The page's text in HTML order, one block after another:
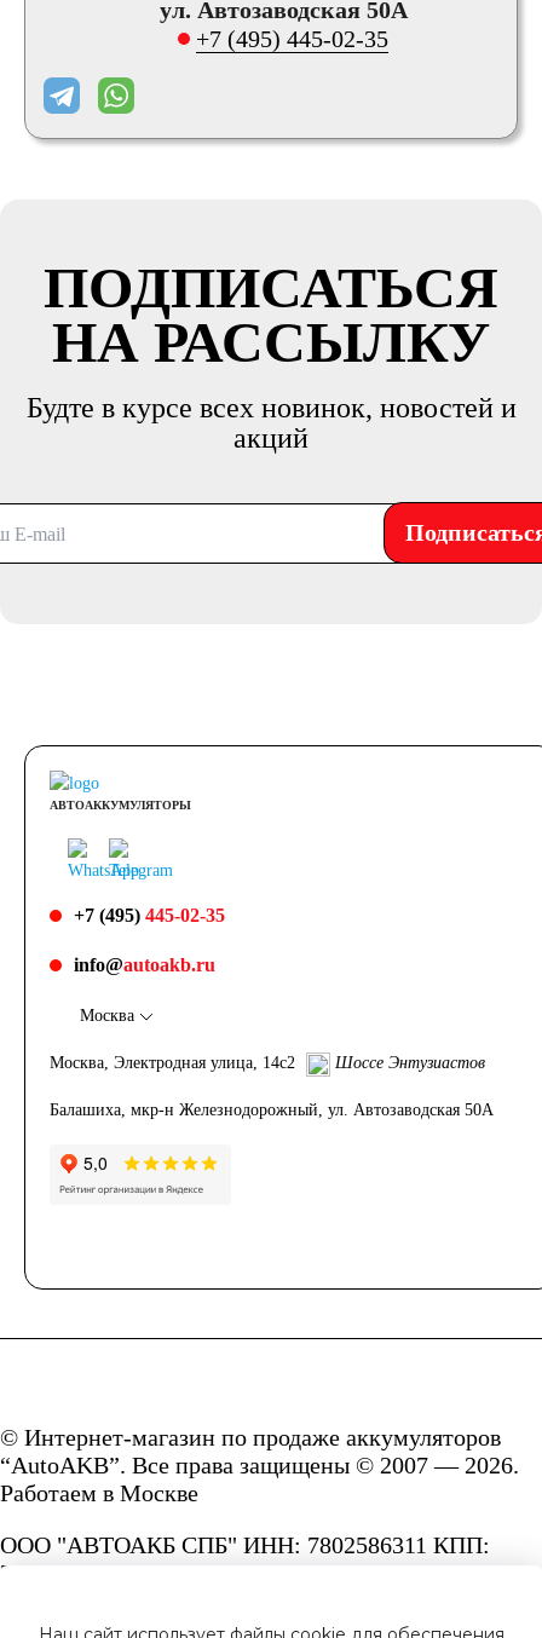
ул. Автозаводская 50А
+7 (495) 445-02-35
ПОДПИСАТЬСЯ
НА РАССЫЛКУ
Будте в курсе всех новинок, новостей и
акций
АВТОАККУМУЛЯТОРЫ
+7 (495) 445-02-35
info@autoakb.ru
Москва
Москва, Электродная улица, 14с2 Шоссе Энтузиастов
Балашиха, мкр-н Железнодорожный, ул. Автозаводская 50А
© Интернет-магазин по продаже аккумуляторов
“AutoAKB”. Все права защищены © 2007 — 2026.
Работаем в Москве
ООО "АВТОАКБ СПБ" ИНН: 7802586311 КПП:
780201001 ОГРН: 1167847287156.
Сайт под защитой reCAPTCHA и Google